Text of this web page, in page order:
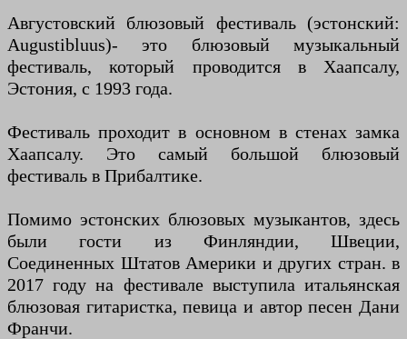
Августовский блюзовый фестиваль (эстонский:
Augustibluus)- это блюзовый музыкальный
фестиваль, который проводится в Хаапсалу,
Эстония, с 1993 года.
Фестиваль проходит в основном в стенах замка
Хаапсалу. Это самый большой блюзовый
фестиваль в Прибалтике.
Помимо эстонских блюзовых музыкантов, здесь
были гости из Финляндии, Швеции,
Соединенных Штатов Америки и других стран. в
2017 году на фестивале выступила итальянская
блюзовая гитаристка, певица и автор песен Дани
Франчи.